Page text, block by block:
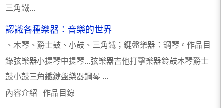
三角鐵...
認識各種樂器：音樂的世界
、木琴、爵士鼓、小鼓、三角鐵；鍵盤樂器：鋼琴。作品目
錄弦樂器小提琴中提琴...弦樂器吉他打擊樂器鈴鼓木琴爵士
鼓小鼓三角鐵鍵盤樂器鋼琴 ...
內容介紹 作品目錄